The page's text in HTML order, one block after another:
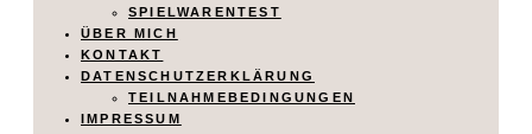
SPIELWARENTEST
ÜBER MICH
KONTAKT
DATENSCHUTZERKLÄRUNG
TEILNAHMEBEDINGUNGEN
IMPRESSUM